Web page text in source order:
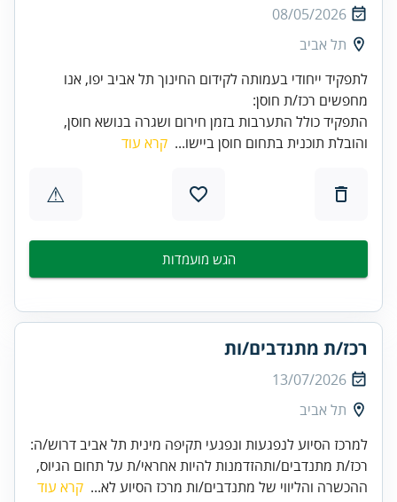
08/05/2026
תל אביב
לתפקיד ייחודי בעמותה לקידום החינוך תל אביב יפו, אנו
מחפשים רכז/ת חוסן:
התפקיד כולל התערבות בזמן חירום ושגרה בנושא חוסן,
והובלת תוכנית בתחום חוסן ביישו... קרא עוד
⚠
הגש מועמדות
רכז/ת מתנדבים/ות
13/07/2026
תל אביב
למרכז הסיוע לנפגעות ונפגעי תקיפה מינית תל אביב דרוש/ה:
רכז/ת מתנדבים/ותהזדמנות להיות אחראי/ת על תחום הגיוס,
ההכשרה והליווי של מתנדבים/ות מרכז הסיוע לא... קרא עוד